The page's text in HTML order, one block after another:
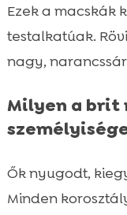
Ezek a macskák
testalkatúak.
nagy,
Milyen a brit
Ők nyugodt,
Minden